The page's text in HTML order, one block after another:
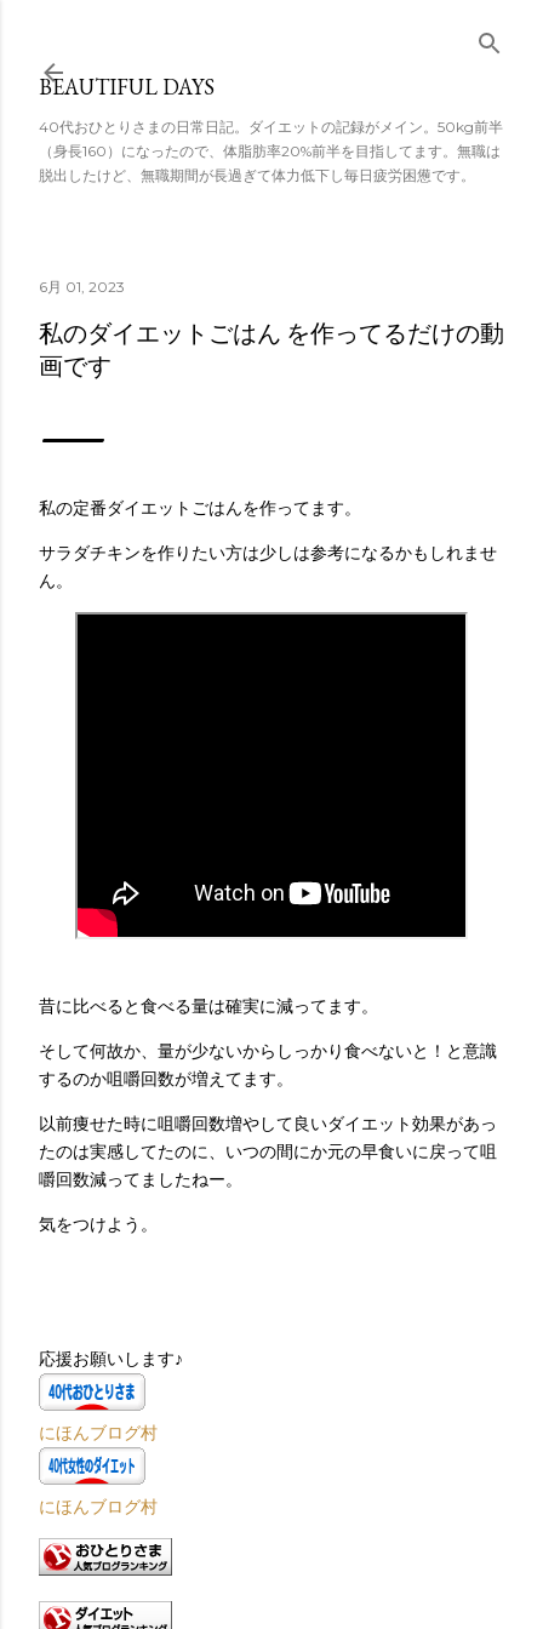
スキップしてメ
イン コンテンツ
に移動
BEAUTIFUL DAYS
40代おひとりさまの日常日記。ダイエットの記録がメイン。50kg前半
（身長160）になったので、体脂肪率20%前半を目指してます。無職は
脱出したけど、無職期間が長過ぎて体力低下し毎日疲労困憊です。
6月 01, 2023
私のダイエットごはん を作ってるだけの動
画です
私の定番ダイエットごはんを作ってます。
サラダチキンを作りたい方は少しは参考になるかもしれませ
ん。
昔に比べると食べる量は確実に減ってます。
そして何故か、量が少ないからしっかり食べないと！と意識
するのか咀嚼回数が増えてます。
以前痩せた時に咀嚼回数増やして良いダイエット効果があっ
たのは実感してたのに、いつの間にか元の早食いに戻って咀
嚼回数減ってましたねー。
気をつけよう。
応援お願いします♪
にほんブログ村
にほんブログ村